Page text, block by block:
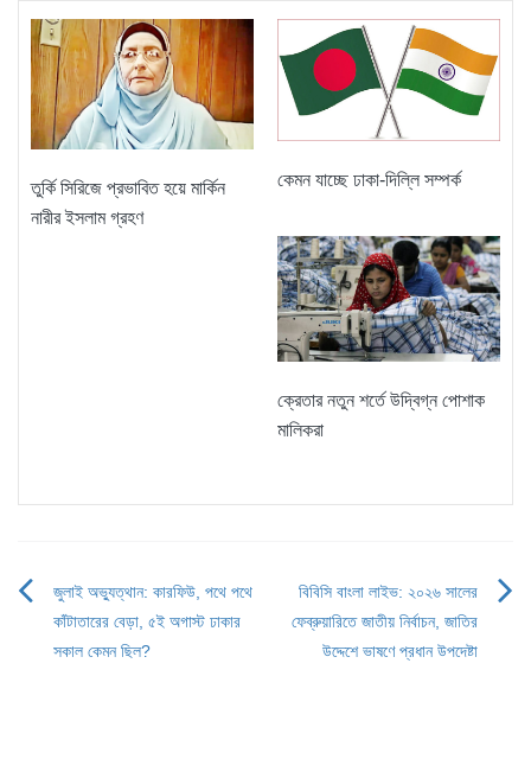
তুর্কি সিরিজে প্রভাবিত হয়ে মার্কিন
নারীর ইসলাম গ্রহণ
কেমন যাচ্ছে ঢাকা-দিল্লি সম্পর্ক
ক্রেতার নতুন শর্তে উদ্বিগ্ন পোশাক
মালিকরা
Post
navigation
জুলাই অভ্যুত্থান: কারফিউ, পথে পথে
কাঁটাতারের বেড়া, ৫ই অগাস্ট ঢাকার
সকাল কেমন ছিল?
বিবিসি বাংলা লাইভ: ২০২৬ সালের
ফেব্রুয়ারিতে জাতীয় নির্বাচন, জাতির
উদ্দেশে ভাষণে প্রধান উপদেষ্টা